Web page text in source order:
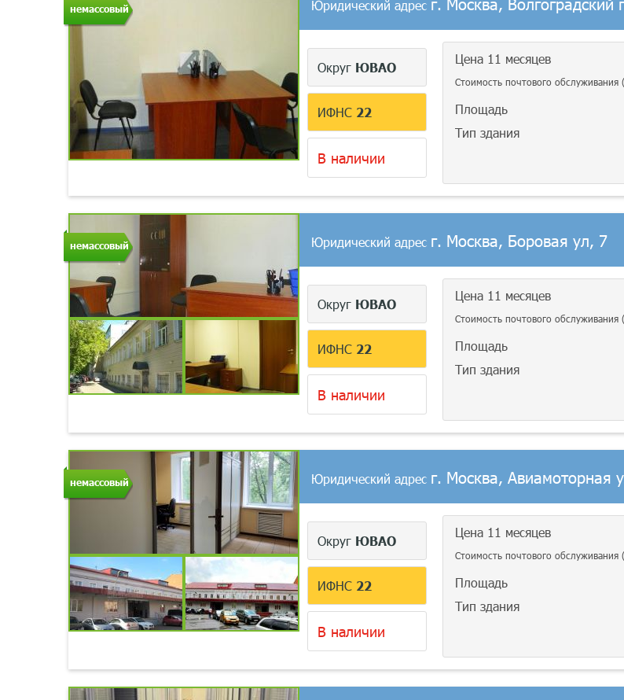
немассовый Юридический адрес
Округ ЮВАО
ИФНС 22
В наличии
Цена 11 месяцев
Стоимость почтового обслуживания
Площадь
Тип здания
немассовый Юридический адрес г. Москва, Боровая ул, 7
Округ ЮВАО
ИФНС 22
В наличии
Цена 11 месяцев
Стоимость почтового обслуживания
Площадь
Тип здания
немассовый Юридический адрес г. Москва, Авиамоторная
Округ ЮВАО
ИФНС 22
В наличии
Цена 11 месяцев
Стоимость почтового обслуживания
Площадь
Тип здания